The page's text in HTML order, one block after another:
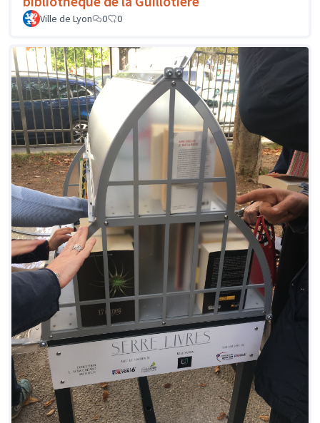
Ville de Lyon 0 0